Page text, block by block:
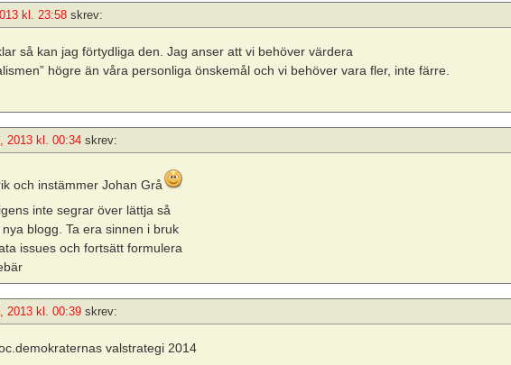
kl. 23:58 skrev:
så kan jag förtydliga den. Jag anser att vi behöver värdera
högre än våra personliga önskemål och vi behöver vara fler, inte färre.
2013 kl. 00:34 skrev:
och instämmer Johan Grå
inte segrar över lättja så
blogg. Ta era sinnen i bruk
issues och fortsätt formulera
2013 kl. 00:39 skrev:
valstrategi 2014